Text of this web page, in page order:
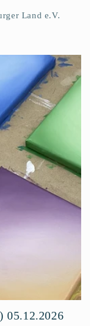
Land e.V.
05.12.2026